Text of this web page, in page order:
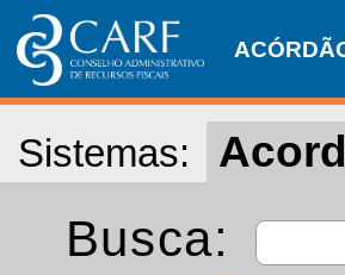
Sistemas:
Busca: